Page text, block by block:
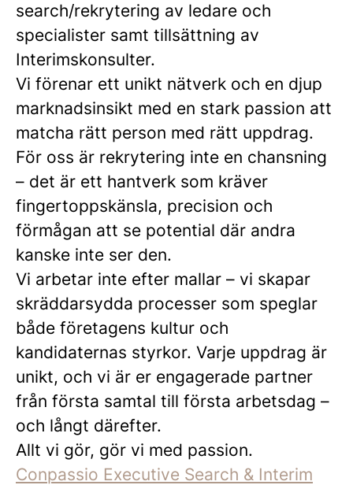
search/rekrytering av ledare och
specialister samt tillsättning av
Interimskonsulter.
Vi förenar ett unikt nätverk och en djup
marknadsinsikt med en stark passion att
matcha rätt person med rätt uppdrag.
För oss är rekrytering inte en chansning
– det är ett hantverk som kräver
fingertoppskänsla, precision och
förmågan att se potential där andra
kanske inte ser den.
Vi arbetar inte efter mallar – vi skapar
skräddarsydda processer som speglar
både företagens kultur och
kandidaternas styrkor. Varje uppdrag är
unikt, och vi är er engagerade partner
från första samtal till första arbetsdag –
och långt därefter.
Allt vi gör, gör vi med passion.
Conpassio Executive Search & Interim